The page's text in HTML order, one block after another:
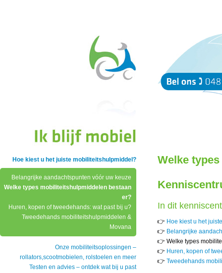
Hoe kiest u het juiste mobiliteitshulpmiddel?
Belangrijke aandachtspunten vóór uw keuze
Welke types mobiliteitshulpmiddelen bestaan
er?
Huren, kopen of tweedehands: wat past bij u?
Tweedehands mobiliteitshulpmiddelen &
Movana
Onze mobiliteitsoplossingen –
rollators,scootmobielen, rolstoelen en meer
Testen en advies – ontdek wat bij u past
Welke
In dit
👉 Hoe kiest u het
👉 Belangrijke
👉 Welke types
👉 Huren, kopen of
👉 Tweedehands